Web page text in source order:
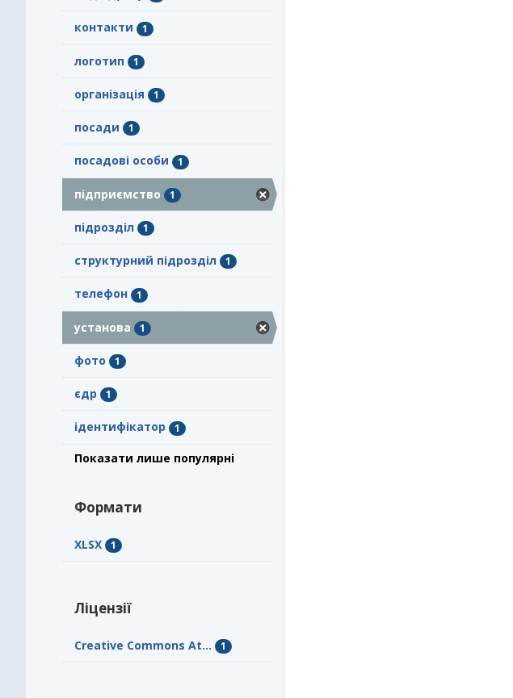
контакти 1
логотип 1
організація 1
посади 1
посадові особи 1
підприємство 1
підрозділ 1
структурний підрозділ 1
телефон 1
установа 1
фото 1
єдр 1
ідентифікатор 1
Показати лише популярні
Формати
XLSX 1
Ліцензії
Creative Commons At... 1